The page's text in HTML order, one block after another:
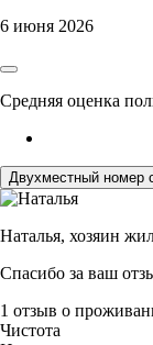
6 июня 2026
Средняя оценка
Двухместный номер
Наталья, хозяин
Спасибо за ваш
1 отзыв о
Чистота